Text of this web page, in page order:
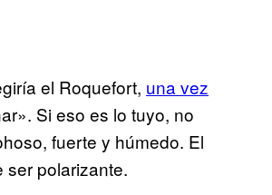
el Roquefort, una vez
Si eso es lo tuyo, no
fuerte y húmedo. El
polarizante.